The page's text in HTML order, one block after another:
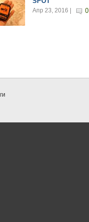
Апр 23, 2016 | 0